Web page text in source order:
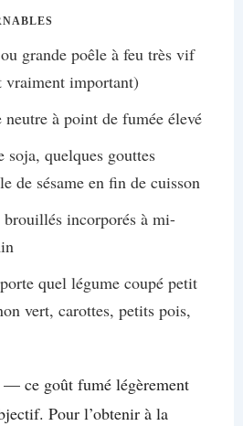
grande poêle à feu très vif
vraiment important)
à point de fumée élevé
soja, quelques gouttes
de sésame en fin de cuisson
incorporés à mi-
quel légume coupé petit
vert, carottes, petits pois,
ce goût fumé légèrement
Pour l’obtenir à la